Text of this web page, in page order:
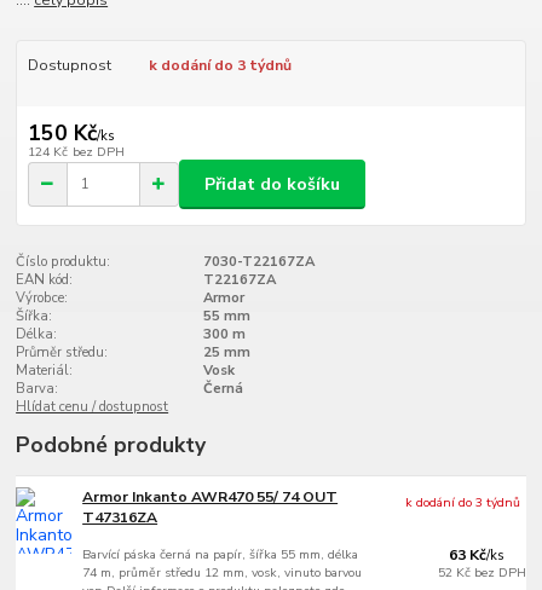
Dostupnost k dodání do 3 týdnů
150 Kč/ks
124 Kč bez DPH
Přidat do košíku
Číslo produktu:
7030-T22167ZA
EAN kód:
T22167ZA
Výrobce:
Armor
Šířka:
55 mm
Délka:
300 m
Průměr středu:
25 mm
Materiál:
Vosk
Barva:
Černá
Hlídat cenu / dostupnost
Podobné produkty
Armor Inkanto AWR470 55/ 74 OUT
T47316ZA
Barvící páska černá na papír, šířka 55 mm, délka
74 m, průměr středu 12 mm, vosk, vinuto barvou
63 Kč/ks
52 Kč bez DPH
k dodání do 3 týdnů